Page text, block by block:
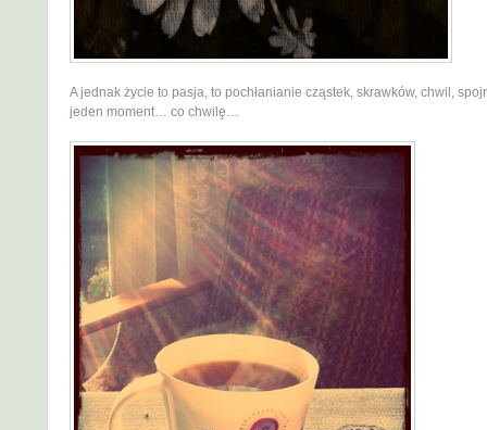
A jednak życie to pasja, to pochłanianie cząstek, skrawków, chwil,
jeden moment… co chwilę…